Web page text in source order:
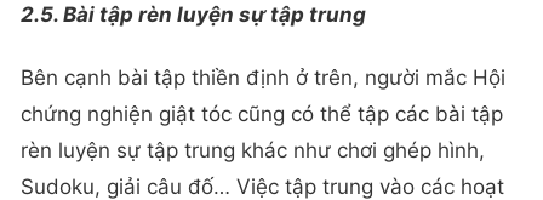
2.5. Bài tập rèn luyện sự tập trung
Bên cạnh bài tập thiền định ở trên, người mắc Hội
chứng nghiện giật tóc cũng có thể tập các bài tập
rèn luyện sự tập trung khác như chơi ghép hình,
Sudoku, giải câu đố… Việc tập trung vào các hoạt